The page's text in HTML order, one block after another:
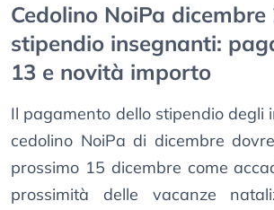
Cedolino NoiPa dicembre
stipendio insegnanti:
13 e novità importo
Il pagamento dello stipendio degli
cedolino NoiPa di dicembre
prossimo 15 dicembre come
prossimità delle vacanze